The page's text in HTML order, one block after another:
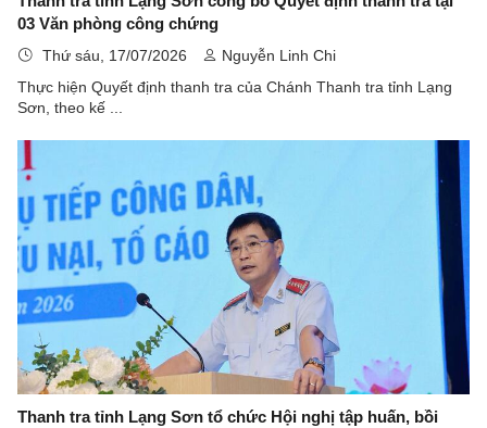
03 Văn phòng công chứng
Thứ sáu, 17/07/2026
Nguyễn Linh Chi
Thực hiện Quyết định thanh tra của Chánh Thanh tra tỉnh Lạng
Sơn, theo kế ...
Thanh tra tỉnh Lạng Sơn tổ chức Hội nghị tập huấn, bồi